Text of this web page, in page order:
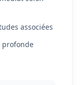
associées
profonde